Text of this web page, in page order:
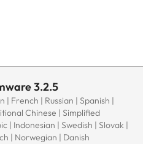
3.2.5
| French | Russian | Spanish |
Chinese | Simplified
| Indonesian | Swedish | Slovak |
| Norwegian | Danish